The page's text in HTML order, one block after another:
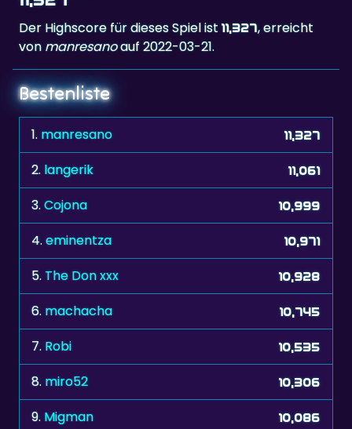
Der Highscore für dieses Spiel ist11,327, erreicht
von manresanoauf 2022-03-21.
Bestenliste
1. manresano 11,327
2. langerik 11,061
3.Cojona 10,999
4.eminentza 10,971
5. The Don xxx 10,928
6. machacha 10,745
7. Robi 10,535
8. miro52 10,306
9. Migman 10,086